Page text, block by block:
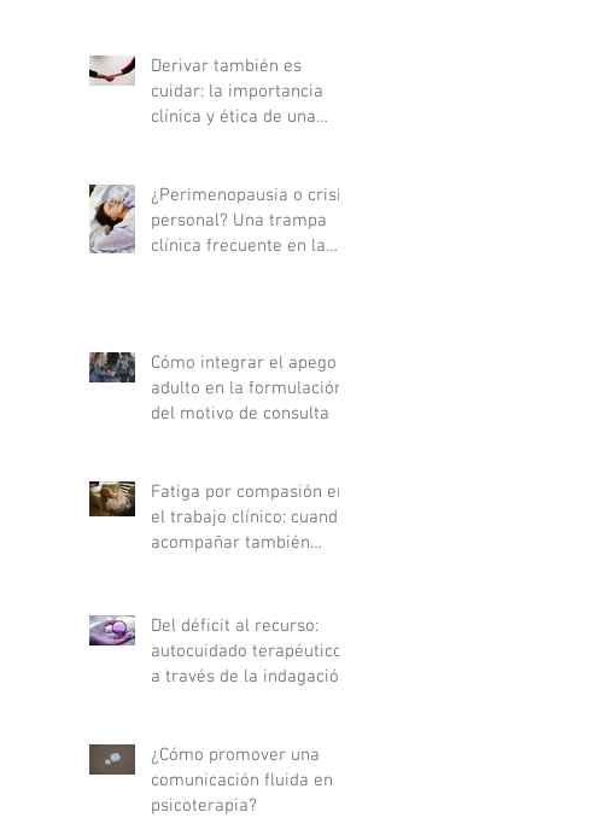
Derivar también es
cuidar: la importancia
clínica y ética de una
¿Perimenopausia o crisis
personal? Una trampa
clínica frecuente en la
Cómo integrar el apego
adulto en la formulación
del motivo de consulta
Fatiga por compasión en
el trabajo clínico: cuando
acompañar también
Del déficit al recurso:
autocuidado terapéutico
a través de la indagación
¿Cómo promover una
comunicación fluida en
psicoterapia?